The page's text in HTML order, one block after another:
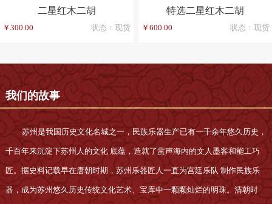
二星红木二胡
￥300.00 状态：现货
特选二星红木二胡
￥600.00 状态：现货
我们的故事
苏州是我国历史文化名城之一，民族乐器生产已有一千余年悠久历史，
千百年来沉淀下苏州人的文化 底蕴，造就了蜚声海内的文人墨客和能工巧
匠。据史料记载早在唐朝时期，苏州乐器匠人一直为宫廷乐队 制作民族乐
器，成为苏州悠久历史传统文化艺术、宝库中一颗颗灿烂的明珠。清朝时